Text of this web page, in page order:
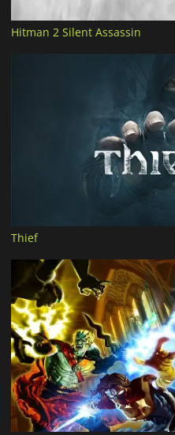
Hitman 2 Silent Assassin
Thief